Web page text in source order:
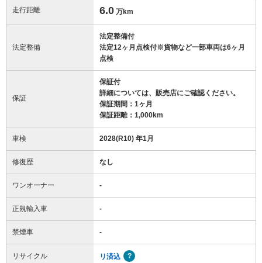
走行距離 6.0 万km
法定整備
法定整備付
法定12ヶ月点検付※貨物など一部車両は6ヶ月
点検
保証
保証付
詳細については、販売店にご確認ください。
保証期間：1ヶ月
保証距離：1,000km
車検 2028(R10) 年1月
修復歴 なし
ワンオーナー -
正規輸入車 -
禁煙車 -
リサイクル リ済込